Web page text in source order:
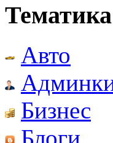
Авто
Бизнес
Блоги